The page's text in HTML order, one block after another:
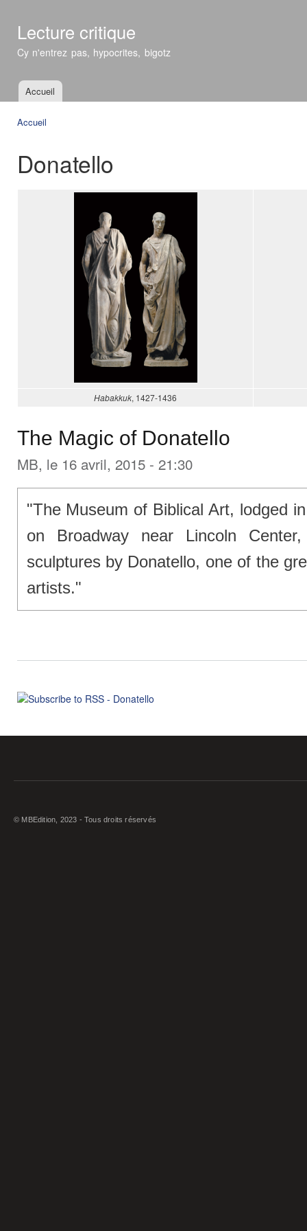
Lecture critique
Cy n'entrez pas, hypocrites, bigotz
Menu principal
Accueil
Accueil
Donatello
Habakkuk, 1427-1436
The Magic of Donatello
MB, le 16 avril, 2015 - 21:30
"The Museum of Biblical Art, lodged
on Broadway near Lincoln
sculptures by Donatello, one of the
artists."
© MBEdition, 2023 - Tous droits réservés